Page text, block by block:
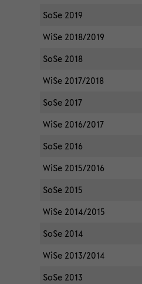
SoSe 2019
WiSe 2018/2019
SoSe 2018
WiSe 2017/2018
SoSe 2017
WiSe 2016/2017
SoSe 2016
WiSe 2015/2016
SoSe 2015
WiSe 2014/2015
SoSe 2014
WiSe 2013/2014
SoSe 2013